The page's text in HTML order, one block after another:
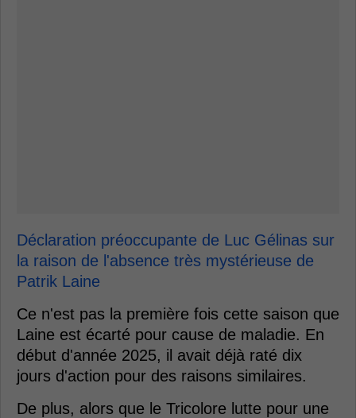
Déclaration préoccupante de Luc Gélinas sur
la raison de l'absence très mystérieuse de
Patrik Laine
Ce n'est pas la première fois cette saison que
Laine est écarté pour cause de maladie. En
début d'année 2025, il avait déjà raté dix
jours d'action pour des raisons similaires.
De plus, alors que le Tricolore lutte pour une